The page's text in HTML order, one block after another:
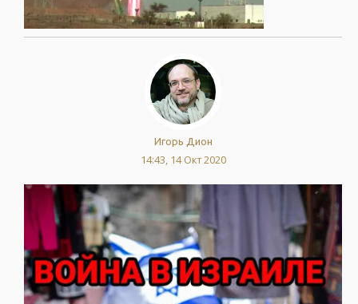
Игорь Дион
14:43, 14 Окт 2020